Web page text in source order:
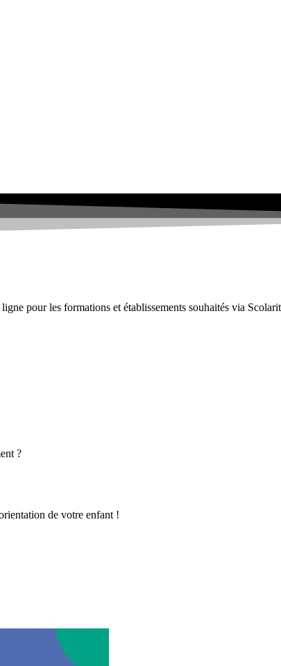
pour les formations et établissements souhaités via
?
de votre enfant !